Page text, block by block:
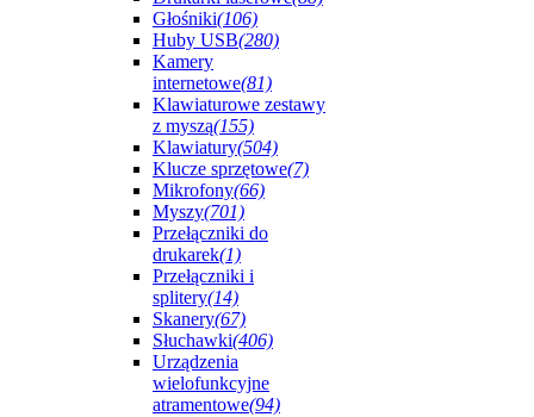
Głośniki(106)
Huby USB(280)
Kamery
internetowe(81)
Klawiaturowe zestawy
z myszą(155)
Klawiatury(504)
Klucze sprzętowe(7)
Mikrofony(66)
Myszy(701)
Przełączniki do
drukarek(1)
Przełączniki i
splitery(14)
Skanery(67)
Słuchawki(406)
Urządzenia
wielofunkcyjne
atramentowe(94)